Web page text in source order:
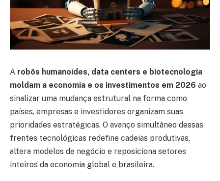
A robôs humanoides, data centers e biotecnologia
moldam a economia e os investimentos em 2026 ao
sinalizar uma mudança estrutural na forma como
países, empresas e investidores organizam suas
prioridades estratégicas. O avanço simultâneo dessas
frentes tecnológicas redefine cadeias produtivas,
altera modelos de negócio e reposiciona setores
inteiros da economia global e brasileira.